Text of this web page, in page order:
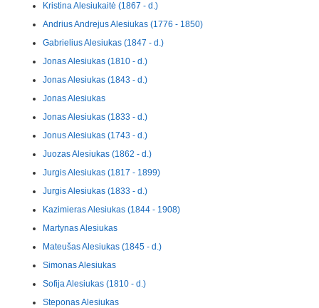
Kristina Alesiukaitė (1867 - d.)
Andrius Andrejus Alesiukas (1776 - 1850)
Gabrielius Alesiukas (1847 - d.)
Jonas Alesiukas (1810 - d.)
Jonas Alesiukas (1843 - d.)
Jonas Alesiukas
Jonas Alesiukas (1833 - d.)
Jonus Alesiukas (1743 - d.)
Juozas Alesiukas (1862 - d.)
Jurgis Alesiukas (1817 - 1899)
Jurgis Alesiukas (1833 - d.)
Kazimieras Alesiukas (1844 - 1908)
Martynas Alesiukas
Mateušas Alesiukas (1845 - d.)
Simonas Alesiukas
Sofija Alesiukas (1810 - d.)
Steponas Alesiukas